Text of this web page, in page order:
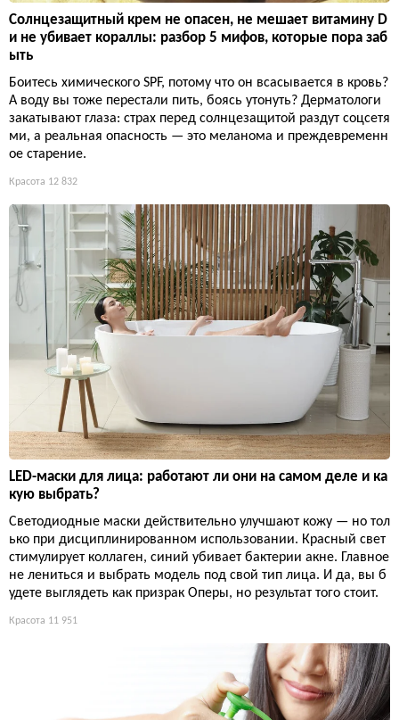
Солнцезащитный крем не опасен, не мешает витамину D
и не убивает кораллы: разбор 5 мифов, которые пора заб
ыть
Боитесь химического SPF, потому что он всасывается в кровь?
А воду вы тоже перестали пить, боясь утонуть? Дерматологи
закатывают глаза: страх перед солнцезащитой раздут соцсетя
ми, а реальная опасность — это меланома и преждевременн
ое старение.
Красота 12 832
LED-маски для лица: работают ли они на самом деле и ка
кую выбрать?
Светодиодные маски действительно улучшают кожу — но тол
ько при дисциплинированном использовании. Красный свет
стимулирует коллаген, синий убивает бактерии акне. Главное
не лениться и выбрать модель под свой тип лица. И да, вы б
удете выглядеть как призрак Оперы, но результат того стоит.
Красота 11 951